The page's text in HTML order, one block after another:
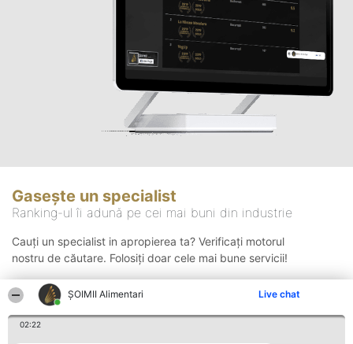
ŞOIMII Alimentari Live chat
02:22
Gasește un specialist
Ranking-ul îi adună pe cei mai buni din industrie
Cauți un specialist in apropierea ta? Verificați motorul
nostru de căutare. Folosiți doar cele mai bune servicii!